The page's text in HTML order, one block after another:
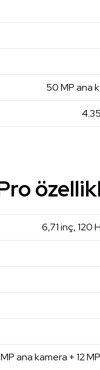
50 MP ana
6,71 inç, 120
ana kamera + 12